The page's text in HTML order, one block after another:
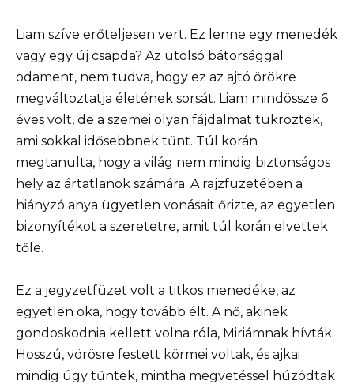
Liam szíve erőteljesen vert. Ez lenne egy menedék
vagy egy új csapda? Az utolsó bátorsággal
odament, nem tudva, hogy ez az ajtó örökre
megváltoztatja életének sorsát. Liam mindössze 6
éves volt, de a szemei olyan fájdalmat tükröztek,
ami sokkal idősebbnek tűnt. Túl korán
megtanulta, hogy a világ nem mindig biztonságos
hely az ártatlanok számára. A rajzfüzetében a
hiányzó anya ügyetlen vonásait őrizte, az egyetlen
bizonyítékot a szeretetre, amit túl korán elvettek
tőle.
Ez a jegyzetfüzet volt a titkos menedéke, az
egyetlen oka, hogy tovább élt. A nő, akinek
gondoskodnia kellett volna róla, Miriámnak hívták.
Hosszú, vörösre festett körmei voltak, és ajkai
mindig úgy tűntek, mintha megvetéssel húzódtak